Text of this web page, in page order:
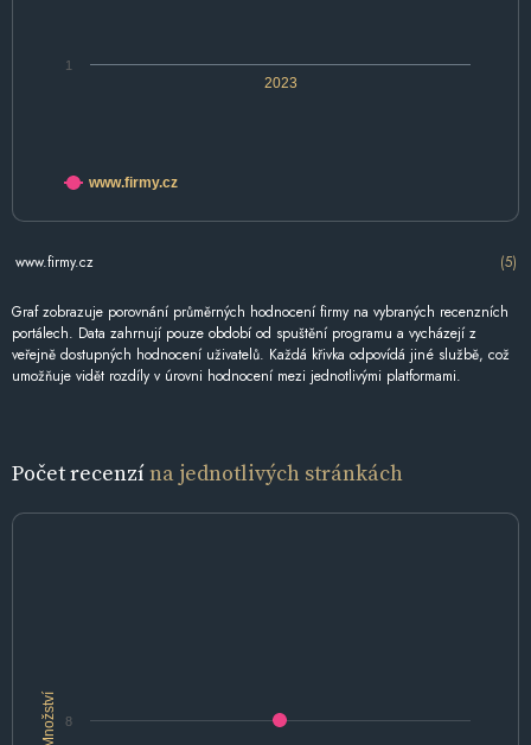
2023
1
www.firmy.cz
www.firmy.cz (5)
Graf zobrazuje porovnání průměrných hodnocení firmy na vybraných recenzních
portálech. Data zahrnují pouze období od spuštění programu a vycházejí z
veřejně dostupných hodnocení uživatelů. Každá křivka odpovídá jiné službě, což
umožňuje vidět rozdíly v úrovni hodnocení mezi jednotlivými platformami.
Počet recenzína jednotlivých stránkách
Množství 8